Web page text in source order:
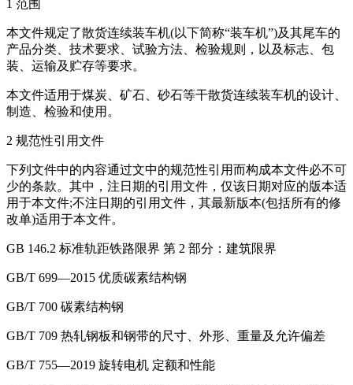
1 范围
本文件规定了散货连续装车机(以下简称“装车机”)及其尾车的
产品分类、技术要求、试验方法、检验规则，以及标志、包
装、运输及贮存等要求。
本文件适用于煤炭、矿石、砂石等干散货连续装车机的设计、
制造、检验和使用。
2 规范性引用文件
下列文件中的内容通过文中的规范性引用而构成本文件必不可
少的条款。其中，注日期的引用文件，仅该日期对应的版本适
用于本文件;不注日期的引用文件，其最新版本(包括所有的修
改单)适用于本文件。
GB 146.2 标准轨距铁路限界 第 2 部分：建筑限界
GB/T 699—2015 优质碳素结构钢
GB/T 700 碳素结构钢
GB/T 709 热轧钢板和钢带的尺寸、外形、重量及允许偏差
GB/T 755—2019 旋转电机 定额和性能